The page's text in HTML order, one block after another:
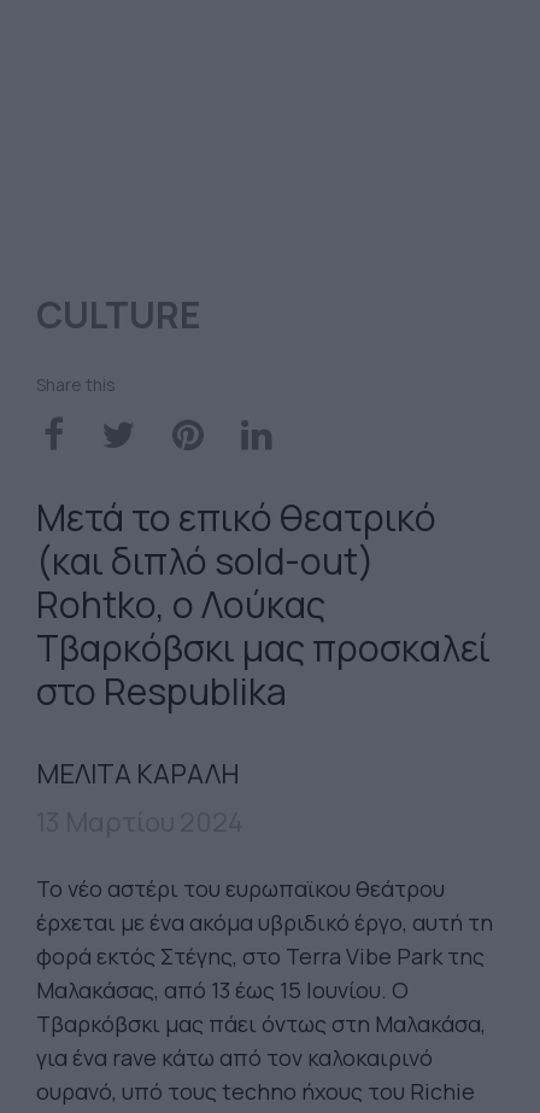
CULTURE
Share this
Μετά το επικό θεατρικό
(και διπλό sold-out)
Rohtko, ο Λούκας
Τβαρκόβσκι μας προσκαλεί
στο Respublika
ΜΕΛΙΤΑ ΚΑΡΑΛΗ
Το νέο αστέρι του ευρωπαϊκου θεάτρου
έρχεται με ένα ακόμα υβριδικό έργο, αυτή τη
φορά εκτός Στέγης, στο Terra Vibe Park της
Μαλακάσας, από 13 έως 15 Ιουνίου. O
Τβαρκόβσκι μας πάει όντως στη Μαλακάσα,
για ένα rave κάτω από τον καλοκαιρινό
ουρανό, υπό τους techno ήχους του Richie